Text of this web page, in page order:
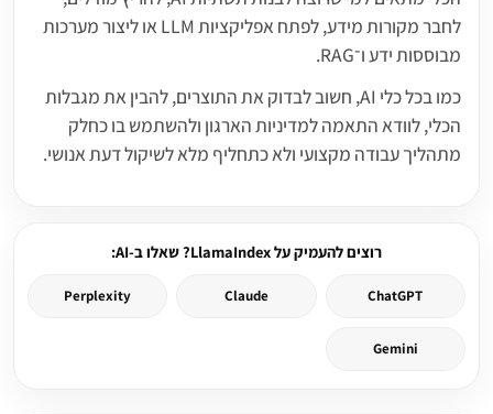
לחבר מקורות מידע, לפתח אפליקציות LLM או ליצור מערכות
מבוססות ידע ו־RAG.
כמו בכל כלי AI, חשוב לבדוק את התוצרים, להבין את מגבלות
הכלי, לוודא התאמה למדיניות הארגון ולהשתמש בו כחלק
מתהליך עבודה מקצועי ולא כתחליף מלא לשיקול דעת אנושי.
רוצים להעמיק על LlamaIndex? שאלו ב-AI:
ChatGPT
Claude
Perplexity
Gemini